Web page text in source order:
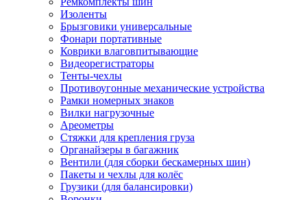
Изоленты
Брызговики универсальные
Фонари портативные
Коврики влаговпитывающие
Видеорегистраторы
Тенты-чехлы
Противоугонные механические устройства
Рамки номерных знаков
Вилки нагрузочные
Ареометры
Стяжки для крепления груза
Органайзеры в багажник
Вентили (для сборки бескамерных шин)
Пакеты и чехлы для колёс
Грузики (для балансировки)